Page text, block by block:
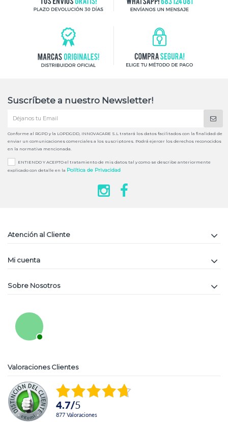
Suscríbete a nuestro Newsletter!
Conforme al RGPD y la LOPDGDD, INNOVACARE S.L tratará los datos facilitados con la finalidad de
enviar un comunicaciones comerciales a los suscriptores. Podrá ejercer los derechos reconocidos
en la normativa mencionada.
ENTIENDO Y ACEPTO el tratamiento de mis datos tal y como se describe anteriormente
explicado con detalle en la Política de Privacidad
Atención al Cliente
Mi cuenta
Sobre Nosotros
Valoraciones Clientes
4.7/5
877 Valoraciones